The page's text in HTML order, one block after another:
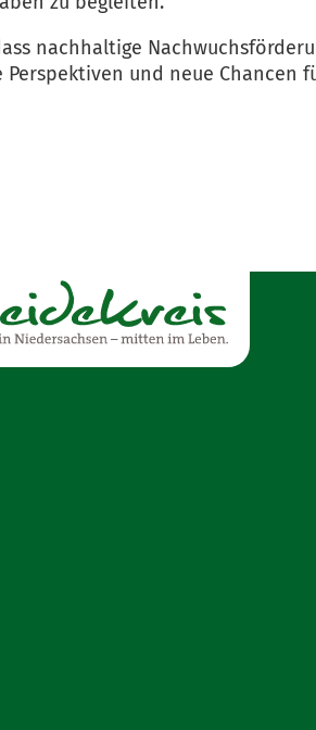
nachhaltige
und neue Chancen